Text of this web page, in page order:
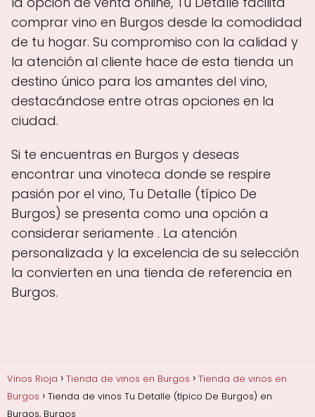
comprar vino en Burgos desde la comodidad
de tu hogar. Su compromiso con la calidad y
la atención al cliente hace de esta tienda un
destino único para los amantes del vino,
destacándose entre otras opciones en la
ciudad.
Si te encuentras en Burgos y deseas
encontrar una vinoteca donde se respire
pasión por el vino, Tu Detalle (típico De
Burgos) se presenta como una opción a
considerar seriamente . La atención
personalizada y la excelencia de su selección
la convierten en una tienda de referencia en
Burgos.
Vinos Rioja Tienda de vinos en Burgos
Tienda de vinos en
Burgos
Tienda de vinos Tu Detalle (típico De Burgos) en
Burgos, Burgos